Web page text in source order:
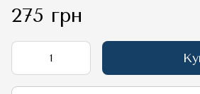
275 грн